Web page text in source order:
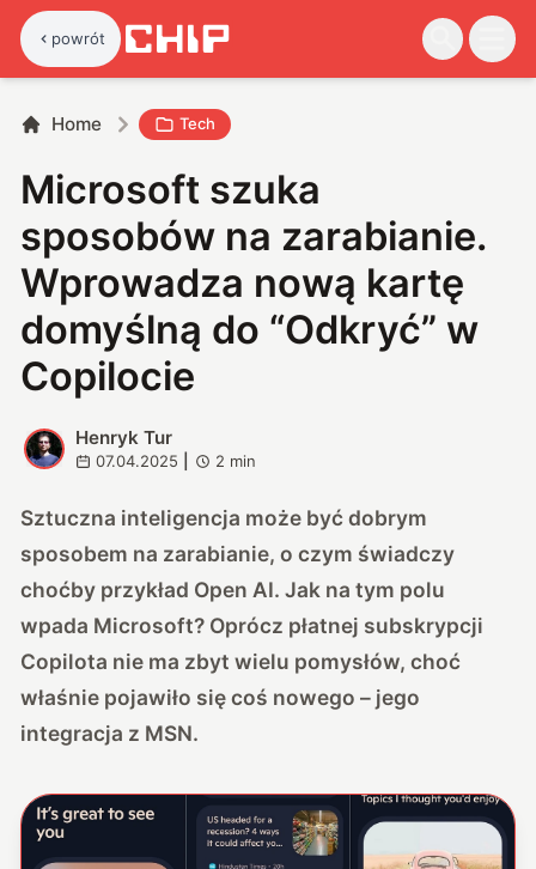
powrót
Home Tech
Microsoft szuka
sposobów na zarabianie.
Wprowadza nową kartę
domyślną do “Odkryć” w
Copilocie
H
Henryk Tur
07.04.2025 2 min
Sztuczna inteligencja może być dobrym
sposobem na zarabianie, o czym świadczy
choćby przykład Open AI. Jak na tym polu
wpada Microsoft? Oprócz płatnej subskrypcji
Copilota nie ma zbyt wielu pomysłów, choć
właśnie pojawiło się coś nowego – jego
integracja z MSN.